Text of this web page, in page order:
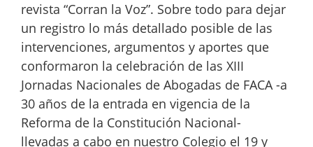
revista “Corran la Voz”. Sobre todo para dejar
un registro lo más detallado posible de las
intervenciones, argumentos y aportes que
conformaron la celebración de las XIII
Jornadas Nacionales de Abogadas de FACA -a
30 años de la entrada en vigencia de la
Reforma de la Constitución Nacional-
llevadas a cabo en nuestro Colegio el 19 y